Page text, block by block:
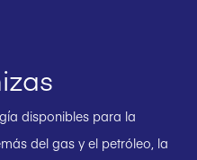
disponibles para la
del gas y el petróleo, la